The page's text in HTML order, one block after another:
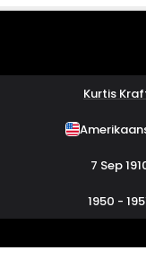
Kurtis
7 Sep
1950 -